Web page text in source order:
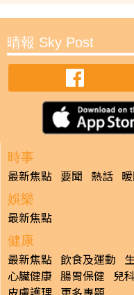
晴報 Sky Post
時事
最新焦點 要聞 熱話
娛樂
最新焦點
健康
最新焦點 飲食及運動
心臟健康 腸胃保健 兒